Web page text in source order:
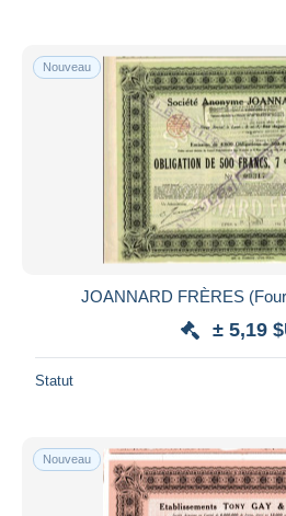
Nouveau
JOANNARD FRÈRES
± 5,19
Statut
Nouveau